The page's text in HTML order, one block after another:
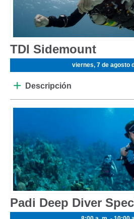
TDI Sidemount
viernes, 7 de agosto
Descripción
Padi Deep Diver